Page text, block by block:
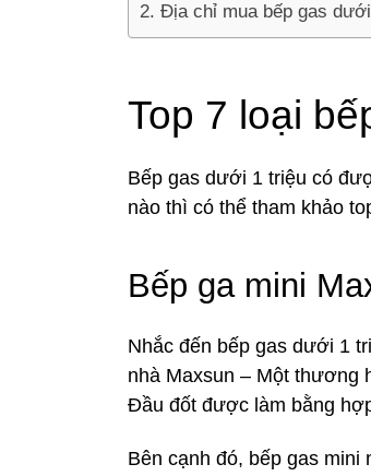
Địa chỉ mua bếp gas
Top 7 loại
Bếp gas dưới 1 triệu có
nào thì có thể tham khảo
Bếp ga mini
Nhắc đến bếp gas dưới 1
nhà Maxsun – Một thương
Đầu đốt được làm bằng
Bên cạnh đó, bếp gas mini